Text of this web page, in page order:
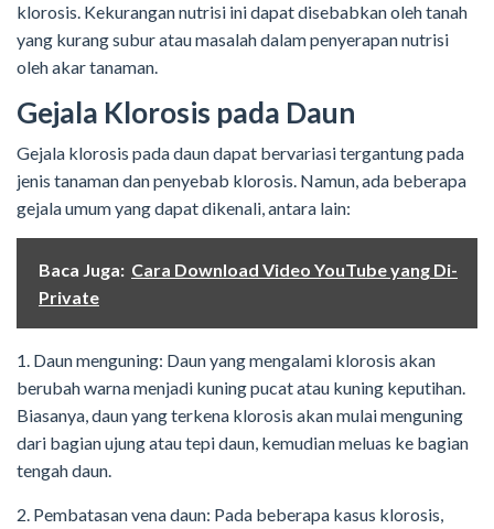
klorosis. Kekurangan nutrisi ini dapat disebabkan oleh tanah
yang kurang subur atau masalah dalam penyerapan nutrisi
oleh akar tanaman.
Gejala Klorosis pada Daun
Gejala klorosis pada daun dapat bervariasi tergantung pada
jenis tanaman dan penyebab klorosis. Namun, ada beberapa
gejala umum yang dapat dikenali, antara lain:
Baca Juga: Cara Download Video YouTube yang Di-
Private
1. Daun menguning: Daun yang mengalami klorosis akan
berubah warna menjadi kuning pucat atau kuning keputihan.
Biasanya, daun yang terkena klorosis akan mulai menguning
dari bagian ujung atau tepi daun, kemudian meluas ke bagian
tengah daun.
2. Pembatasan vena daun: Pada beberapa kasus klorosis,